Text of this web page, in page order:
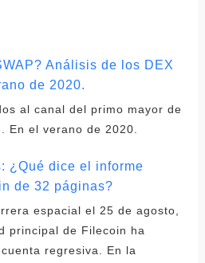
Análisis de los DEX
de 2020.
al canal del primo mayor de
En el verano de 2020.
¿Qué dice el informe
de 32 páginas?
espacial el 25 de agosto,
principal de Filecoin ha
regresiva. En la